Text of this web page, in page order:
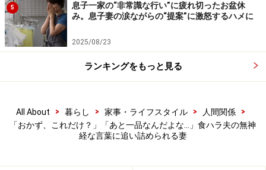
5
息子一家の“非常識な行い”に疲れ切ったお盆休
み。息子妻の涙ながらの“提案”に激怒するハメに
2025/08/23
ランキングをもっと見る
All About > 暮らし > 家事・ライフスタイル > 人間関係
>
「おかず、これだけ？」「あと一品なんだよな…」食ハラ夫の無神
経な言葉に追い詰められる妻